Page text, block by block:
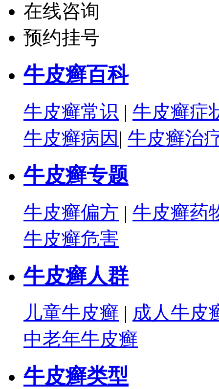
在线咨询
预约挂号
牛皮癣百科
牛皮癣常识 | 牛皮癣症
牛皮癣病因 | 牛皮癣治
牛皮癣专题
牛皮癣偏方 | 牛皮癣药
牛皮癣危害
牛皮癣人群
儿童牛皮癣 | 成人牛皮
中老年牛皮癣
牛皮癣类型